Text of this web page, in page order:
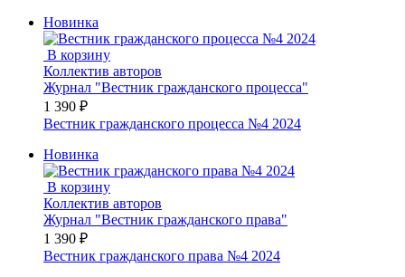
Новинка
В корзину
Коллектив авторов
Журнал "Вестник гражданского процесса"
1 390 ₽
Вестник гражданского процесса №4 2024
Новинка
В корзину
Коллектив авторов
Журнал "Вестник гражданского права"
1 390 ₽
Вестник гражданского права №4 2024